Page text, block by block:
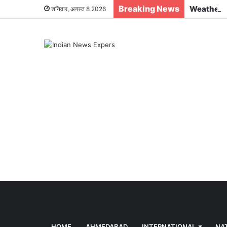
शनिवार, अगस्त 8 2026 Breaking News